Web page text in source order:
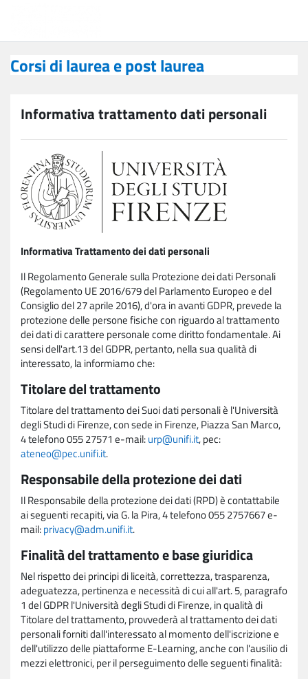
Corsi di laurea e post laurea
Informativa trattamento dati personali
Informativa Trattamento dei dati personali
Il Regolamento Generale sulla Protezione dei dati Personali
(Regolamento UE 2016/679 del Parlamento Europeo e del
Consiglio del 27 aprile 2016), d'ora in avanti GDPR, prevede la
protezione delle persone fisiche con riguardo al trattamento
dei dati di carattere personale come diritto fondamentale. Ai
sensi dell'art.13 del GDPR, pertanto, nella sua qualità di
interessato, la informiamo che:
Titolare del trattamento
Titolare del trattamento dei Suoi dati personali è l'Università
degli Studi di Firenze, con sede in Firenze, Piazza San Marco,
4 telefono 055 27571 e-mail:urp@unifi.it, pec:
ateneo@pec.unifi.it.
Responsabile della protezione dei dati
Il Responsabile della protezione dei dati (RPD) è contattabile
ai seguenti recapiti, via G. la Pira, 4 telefono 055 2757667 e-
mail:privacy@adm.unifi.it.
Finalità del trattamento e base giuridica
Nel rispetto dei principi di liceità, correttezza, trasparenza,
adeguatezza, pertinenza e necessità di cui all'art. 5, paragrafo
1 del GDPR l'Università degli Studi di Firenze, in qualità di
Titolare del trattamento, provvederà al trattamento dei dati
personali forniti dall'interessato al momento dell'iscrizione e
dell'utilizzo delle piattaforme E-Learning, anche con l'ausilio di
mezzi elettronici, per il perseguimento delle seguenti finalità: